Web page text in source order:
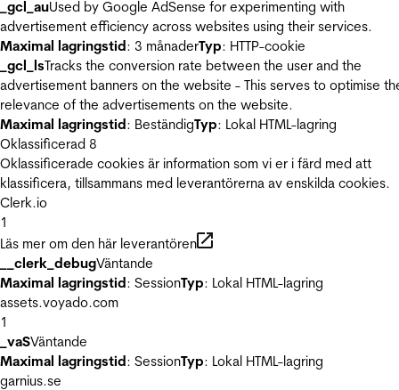
_gcl_auUsed by Google AdSense for experimenting with
advertisement efficiency across websites using their services.
Maximal lagringstid: 3 månaderTyp: HTTP-cookie
_gcl_lsTracks the conversion rate between the user and the
advertisement banners on the website - This serves to optimise
relevance of the advertisements on the website.
Maximal lagringstid: BeständigTyp: Lokal HTML-lagring
Oklassificerad 8
Oklassificerade cookies är information som vi er i färd med att
klassificera, tillsammans med leverantörerna av enskilda cookies.
Clerk.io
1
Läs mer om den här leverantören
__clerk_debugVäntande
Maximal lagringstid: SessionTyp: Lokal HTML-lagring
assets.voyado.com
1
_vaSVäntande
Maximal lagringstid: SessionTyp: Lokal HTML-lagring
garnius.se